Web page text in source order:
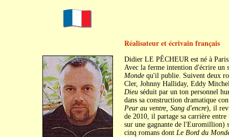
Réalisateur et écrivain français
Didier LE PÊCHEUR est né à
Avec la ferme intention d'écrire un
Mondequ'il publie. Suivent deux
Cler, Johnny Halliday, Eddy
Dieu séduit par un ton personnel
dans sa construction dramatique
Peur au ventre, Sang d'encre), il
de 2010, il partage sa carrière
sur une gagnante de l'Euromillion)
cinq romans dont Le Bord du